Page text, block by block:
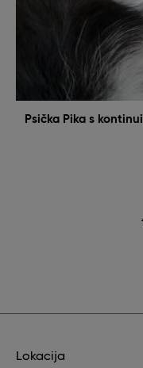
Psička Pika s
1
Lokacija